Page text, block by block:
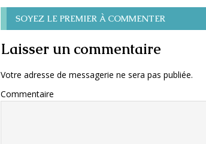
SOYEZ LE PREMIER À COMMENTER
Laisser un commentaire
Votre adresse de messagerie ne sera pas publiée.
Commentaire